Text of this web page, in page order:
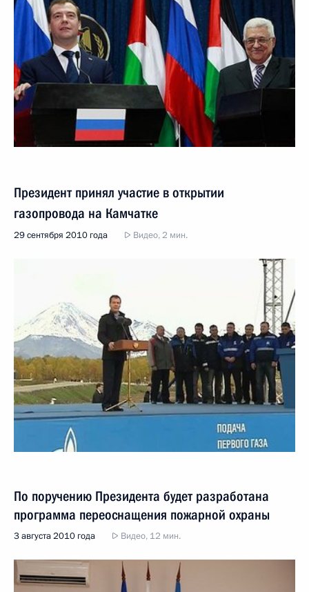
Президент принял участие в открытии
газопровода на Камчатке
29 сентября 2010 года Видео, 2 мин.
По поручению Президента будет разработана
программа переоснащения пожарной охраны
3 августа 2010 года Видео, 12 мин.